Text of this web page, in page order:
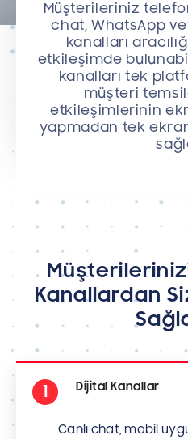
Müşterileriniz
chat, WhatsApp
kanalları
etkileşimde
kanalları tek
müşteri
etkileşimlerinin
yapmadan tek
Kanallardan
1 Dijital Kanallar
Canlı chat, mobil